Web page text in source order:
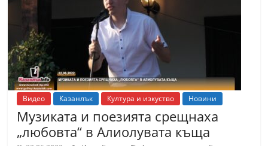
a
z
a
n
l
Видео Казанлък Култура и изкуство Новини
Музиката и поезията срещнаха
„любовта“ в Алиолувата къща